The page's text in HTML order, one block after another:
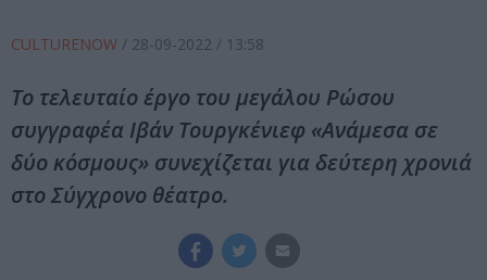
CULTURENOW / 28-09-2022 / 13:58
Το τελευταίο έργο του μεγάλου Ρώσου
συγγραφέα Ιβάν Τουργκένιεφ «Ανάμεσα σε
δύο κόσμους» συνεχίζεται για δεύτερη χρονιά
στο Σύγχρονο θέατρο.